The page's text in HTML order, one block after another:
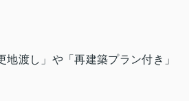
地渡し」や「再建築プラン付き」